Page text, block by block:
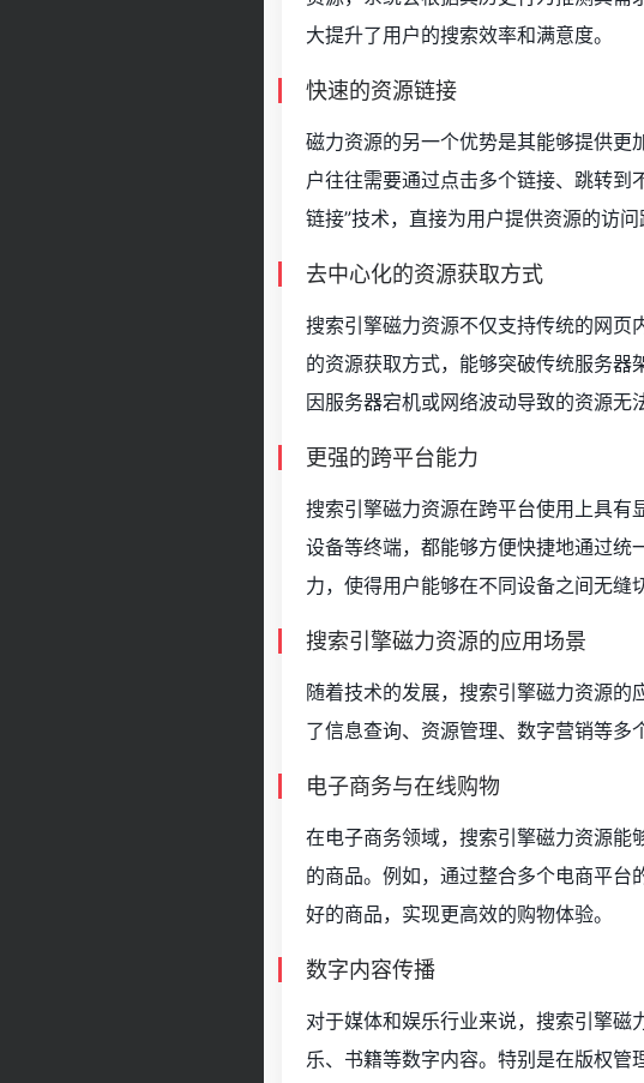
大提升了用户的搜索效率和满意度。
快速的资源链接
磁力资源的另一个优势是其能够提供更
户往往需要通过点击多个链接、跳转到
链接”技术，直接为用户提供资源的访
去中心化的资源获取方式
搜索引擎磁力资源不仅支持传统的网页
的资源获取方式，能够突破传统服务
因服务器宕机或网络波动导致的资源无
更强的跨平台能力
搜索引擎磁力资源在跨平台使用上具有
设备等终端，都能够方便快捷地通过统
力，使得用户能够在不同设备之间无缝
搜索引擎磁力资源的应用场景
随着技术的发展，搜索引擎磁力资源的
了信息查询、资源管理、数字营销等多
电子商务与在线购物
在电子商务领域，搜索引擎磁力资源能
的商品。例如，通过整合多个电商平
好的商品，实现更高效的购物体验。
数字内容传播
对于媒体和娱乐行业来说，搜索引擎
乐、书籍等数字内容。特别是在版权